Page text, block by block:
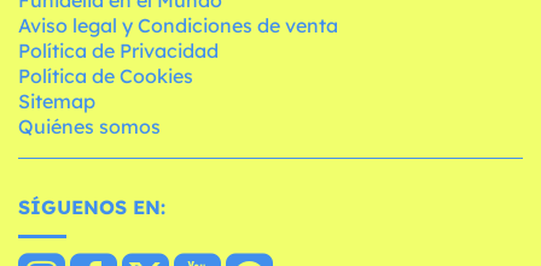
Aviso legal y Condiciones de venta
Política de Privacidad
Política de Cookies
Sitemap
Quiénes somos
SÍGUENOS EN: